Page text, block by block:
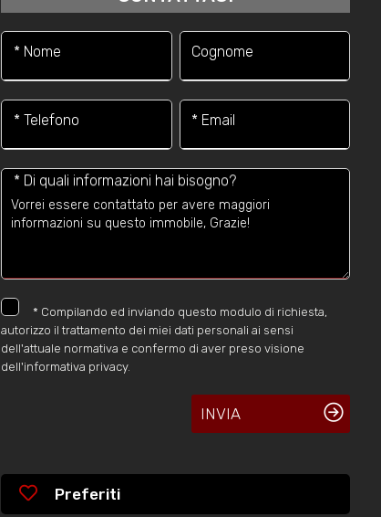
* Nome Cognome
* Telefono * Email
* Di quali informazioni hai bisogno?
* Compilando ed inviando questo modulo di richiesta,
autorizzo il trattamento dei miei dati personali ai sensi
dell'attuale normativa e confermo di aver preso visione
dell'informativa privacy.
INVIA
Preferiti